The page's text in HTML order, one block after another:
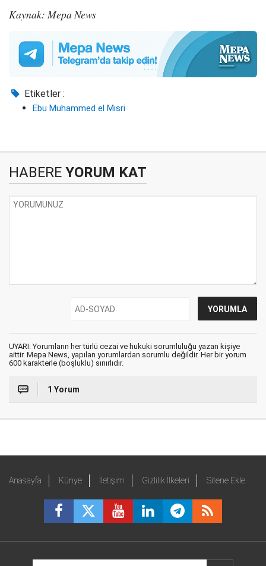
Kaynak: Mepa News
Etiketler :
Ebu Muhammed el Mısri
HABERE YORUM KAT
UYARI: Yorumların her türlü cezai ve hukuki sorumluluğu yazan kişiye
aittir. Mepa News, yapılan yorumlardan sorumlu değildir. Her bir yorum
600 karakterle (boşluklu) sınırlıdır.
1 Yorum
Anasayfa Künye İletişim Gizlilik İlkeleri Sitene Ekle